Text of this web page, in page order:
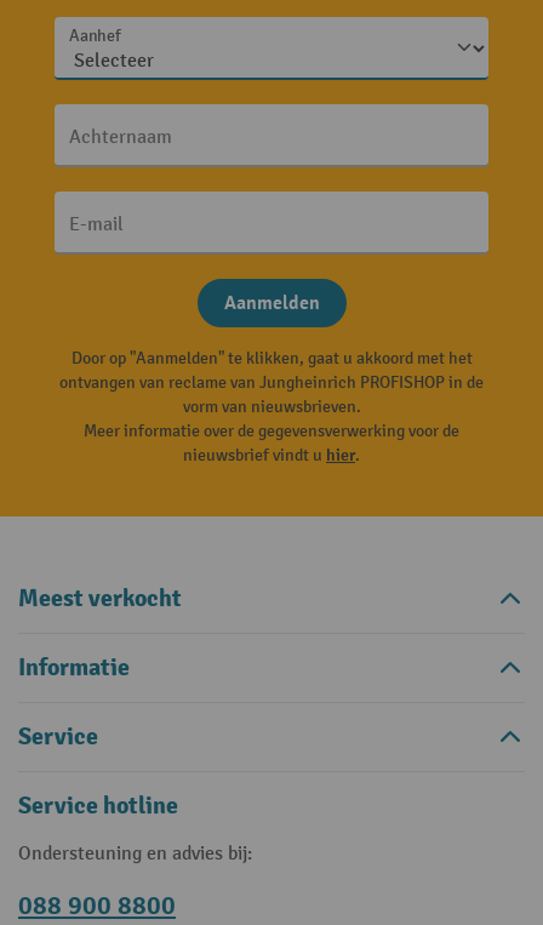
Aanhef
Achternaam
E-mail
Aanmelden
Door op "Aanmelden" te klikken, gaat u akkoord met het
ontvangen van reclame van Jungheinrich PROFISHOP in de
vorm van nieuwsbrieven.
Meer informatie over de gegevensverwerking voor de
nieuwsbrief vindt u hier.
Meest verkocht
Informatie
Service
Service hotline
Ondersteuning en advies bij:
088 900 8800